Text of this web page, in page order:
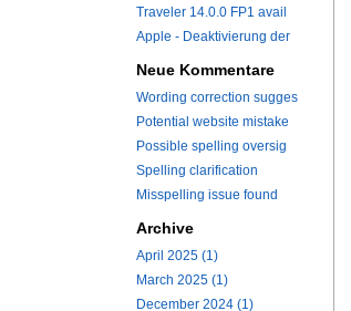
Traveler 14.0.0 FP1 avail
Apple - Deaktivierung der
Neue Kommentare
Wording correction sugges
Potential website mistake
Possible spelling oversig
Spelling clarification
Misspelling issue found
Archive
April 2025 (1)
March 2025 (1)
December 2024 (1)